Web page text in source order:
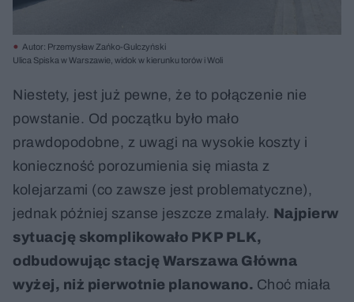
Autor: Przemysław Zańko-Gulczyński
Ulica Spiska w Warszawie, widok w kierunku torów i Woli
Niestety, jest już pewne, że to połączenie nie
powstanie. Od początku było mało
prawdopodobne, z uwagi na wysokie koszty i
konieczność porozumienia się miasta z
kolejarzami (co zawsze jest problematyczne),
jednak później szanse jeszcze zmalały. Najpierw
sytuację skomplikowało PKP PLK,
odbudowując stację Warszawa Główna
wyżej, niż pierwotnie planowano. Choć miała